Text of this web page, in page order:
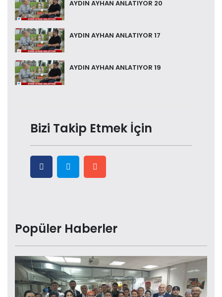
AYDIN AYHAN ANLATIYOR 20
AYDIN AYHAN ANLATIYOR 17
AYDIN AYHAN ANLATIYOR 19
Bizi Takip Etmek İçin
Popüler Haberler